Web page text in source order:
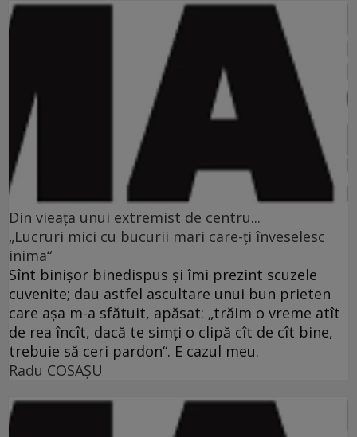
Din vieaţa unui extremist de centru...
„Lucruri mici cu bucurii mari care-ţi înveselesc
inima“
Sînt binişor binedispus şi îmi prezint scuzele
cuvenite; dau astfel ascultare unui bun prieten
care aşa m-a sfătuit, apăsat: „trăim o vreme atît
de rea încît, dacă te simţi o clipă cît de cît bine,
trebuie să ceri pardon“. E cazul meu.
Radu COSAŞU